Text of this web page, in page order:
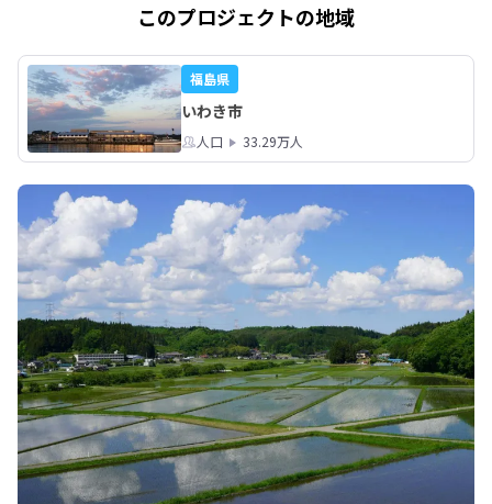
このプロジェクトの地域
福島県
いわき市
人口 33.29万人